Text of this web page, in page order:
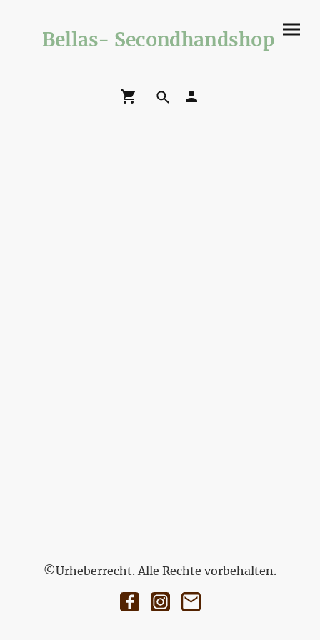
Bellas- Secondhandshop
©Urheberrecht. Alle Rechte vorbehalten.